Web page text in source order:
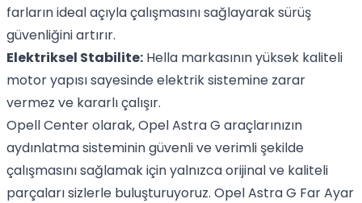
farların ideal açıyla çalışmasını sağlayarak sürüş
güvenliğini artırır.
Elektriksel Stabilite: Hella markasının yüksek kaliteli
motor yapısı sayesinde elektrik sistemine zarar
vermez ve kararlı çalışır.
Opell Center olarak, Opel Astra G araçlarınızın
aydınlatma sisteminin güvenli ve verimli şekilde
çalışmasını sağlamak için yalnızca orijinal ve kaliteli
parçaları sizlerle buluşturuyoruz. Opel Astra G Far Ayar